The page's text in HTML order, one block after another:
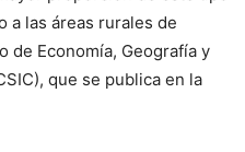
a las áreas rurales de
de Economía, Geografía y
que se publica en la